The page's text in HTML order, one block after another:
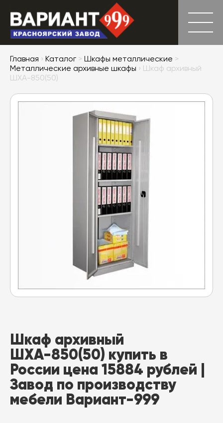
Главная › Каталог > Шкафы металлические >
Металлические архивные шкафы › Шкаф архивный
ШХА-850(50)
Шкаф архивный
ШХА-850(50) купить в
России цена 15884 рублей |
Завод по производству
мебели Вариант-999